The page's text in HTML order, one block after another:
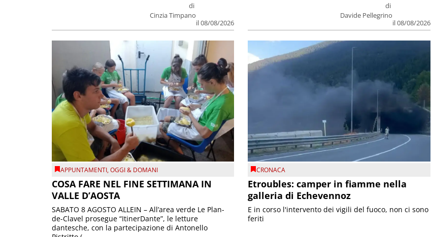
di
Cinzia Timpano
il 08/08/2026
di
Davide Pellegrino
il 08/08/2026
APPUNTAMENTI,OGGI & DOMANI
COSA FARE NEL FINE SETTIMANA IN
VALLE D’AOSTA
SABATO 8 AGOSTO ALLEIN – All’area verde Le Plan-
de-Clavel prosegue “ItinerDante”, le letture
dantesche, con la partecipazione di Antonello
CRONACA
Etroubles: camper in fiamme nella
galleria di Echevennoz
E in corso l'intervento dei vigili del fuoco, non ci sono
feriti